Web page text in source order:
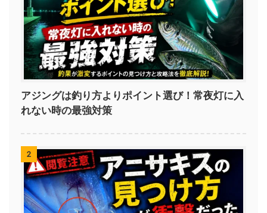
アジングは釣り方よりポイント選び！常夜灯に入
れない時の最強対策
2